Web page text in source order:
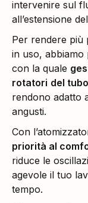
intervenire sul
all’estensione
Per rendere più
in uso, abbiamo
con la quale
rotatori del
rendono adatto
angusti.
Con
priorità al
riduce le
agevole il tuo
tempo.